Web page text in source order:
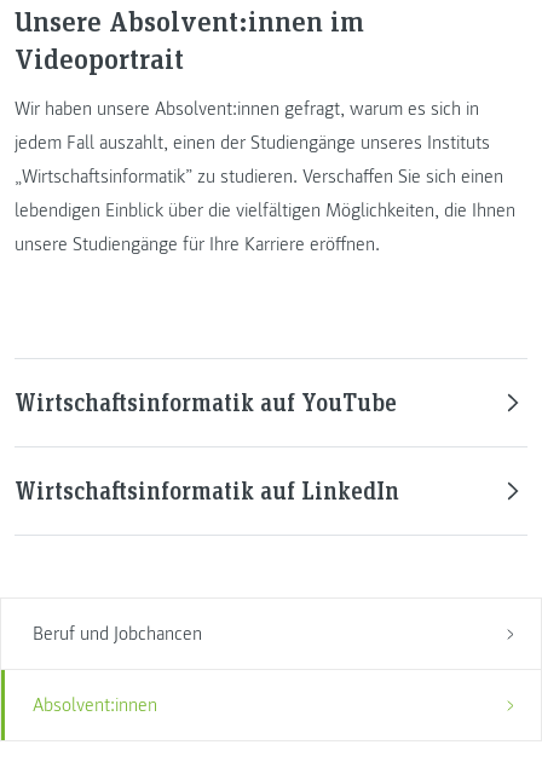
Beruf und Jobchancen
Absolvent:innen
Unsere Absolvent:innen im
Videoportrait
Wir haben unsere Absolvent:innen gefragt, warum es sich in
jedem Fall auszahlt, einen der Studiengänge unseres Instituts
„Wirtschaftsinformatik” zu studieren. Verschaffen Sie sich einen
lebendigen Einblick über die vielfältigen Möglichkeiten, die Ihnen
unsere Studiengänge für Ihre Karriere eröffnen.
Wirtschaftsinformatik auf YouTube
Wirtschaftsinformatik auf LinkedIn